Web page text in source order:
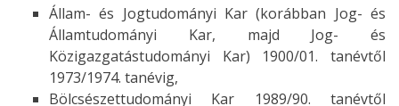
Állam- és Jogtudományi Kar (korábban Jog- és
Államtudományi Kar, majd Jog- és
Közigazgatástudományi Kar) 1900/01. tanévtől
1973/1974. tanévig,
Bölcsészettudományi Kar 1989/90. tanévtől